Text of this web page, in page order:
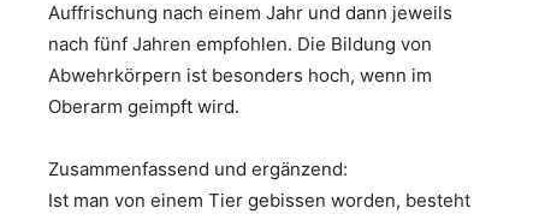
Auffrischung nach einem Jahr und dann jeweils
nach fünf Jahren empfohlen. Die Bildung von
Abwehrkörpern ist besonders hoch, wenn im
Oberarm geimpft wird.
Zusammenfassend und ergänzend:
Ist man von einem Tier gebissen worden, besteht